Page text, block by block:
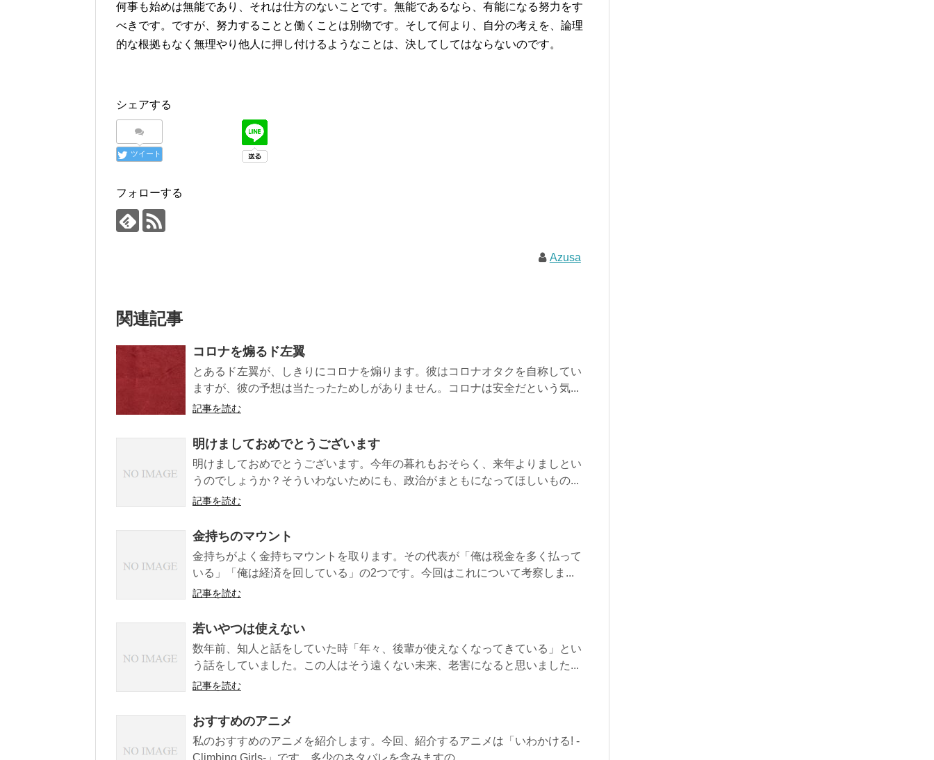
何事も始めは無能であり、それは仕方のないことです。無能であるなら、有能になる努力をす
べきです。ですが、努力することと働くことは別物です。そして何より、自分の考えを、論理
的な根拠もなく無理やり他人に押し付けるようなことは、決してしてはならないのです。
シェアする
ツイート
フォローする
Azusa
関連記事
コロナを煽るド左翼
とあるド左翼が、しきりにコロナを煽ります。彼はコロナオタクを自称してい
ますが、彼の予想は当たったためしがありません。コロナは安全だという気...
記事を読む
明けましておめでとうございます
明けましておめでとうございます。今年の暮れもおそらく、来年よりましとい
うのでしょうか？そういわないためにも、政治がまともになってほしいもの...
記事を読む
金持ちのマウント
金持ちがよく金持ちマウントを取ります。その代表が「俺は税金を多く払って
いる」「俺は経済を回している」の2つです。今回はこれについて考察しま...
記事を読む
若いやつは使えない
数年前、知人と話をしていた時「年々、後輩が使えなくなってきている」とい
う話をしていました。この人はそう遠くない未来、老害になると思いました...
記事を読む
おすすめのアニメ
私のおすすめのアニメを紹介します。今回、紹介するアニメは「いわかける! -